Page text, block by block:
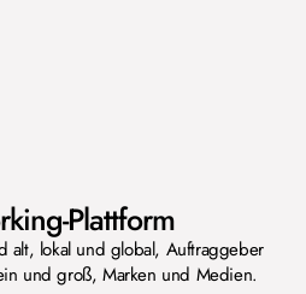
Plattform
alt, lokal und global, Auftraggeber
und groß, Marken und Medien.